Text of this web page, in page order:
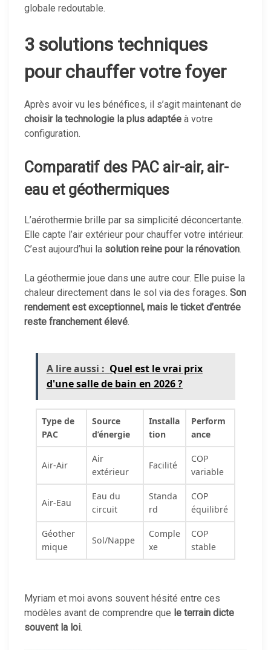
globale redoutable.
3 solutions techniques
pour chauffer votre foyer
Après avoir vu les bénéfices, il s’agit maintenant de
choisir la technologie la plus adaptée à votre
configuration.
Comparatif des PAC air-air, air-
eau et géothermiques
L’aérothermie brille par sa simplicité déconcertante.
Elle capte l’air extérieur pour chauffer votre intérieur.
C’est aujourd’hui la solution reine pour la rénovation.
La géothermie joue dans une autre cour. Elle puise la
chaleur directement dans le sol via des forages. Son
rendement est exceptionnel, mais le ticket d’entrée
reste franchement élevé.
A lire aussi : Quel est le vrai prix
d'une salle de bain en 2026 ?
Type de
PAC
Source
d’énergie
Installa
tion
Perform
ance
Air-Air
Air
extérieur
Facilité
COP
variable
Air-Eau
Eau du
circuit
Standa
rd
COP
équilibré
Géother
mique
Sol/Nappe
Comple
xe
COP
stable
Myriam et moi avons souvent hésité entre ces
modèles avant de comprendre que le terrain dicte
souvent la loi.